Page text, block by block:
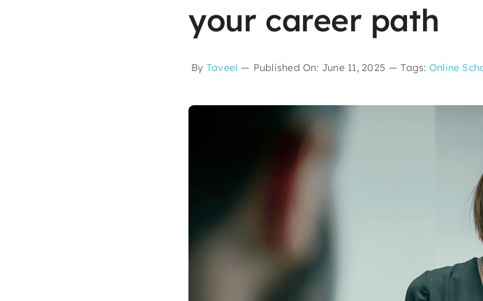
your career path
By Taveel — Published On: June 11, 2025 — Tags: Online